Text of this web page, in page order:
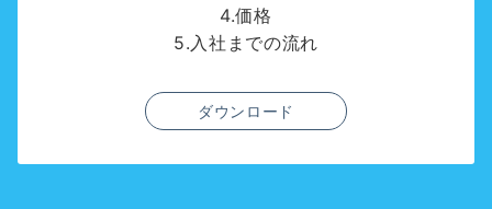
4.価格
5.入社までの流れ
ダウンロード